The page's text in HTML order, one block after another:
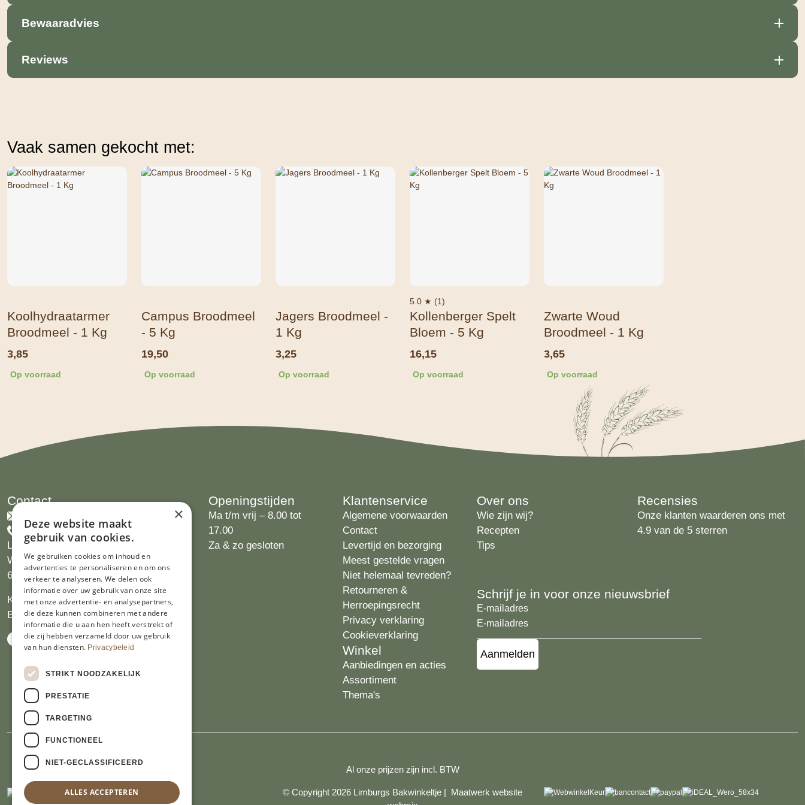
Bewaaradvies
Reviews
Vaak samen gekocht met:
Koolhydraatarmer
Broodmeel - 1 Kg
3,85
Op voorraad
Campus Broodmeel
- 5 Kg
19,50
Op voorraad
Jagers Broodmeel -
1 Kg
3,25
Op voorraad
5.0 ★ (1)
Kollenberger Spelt
Bloem - 5 Kg
16,15
Op voorraad
Zwarte Woud
Broodmeel - 1 Kg
3,65
Op voorraad
Contact
+31455226693
Limburgs Bakwinkeltje
Wijngaardsweg 16
6412 PJ Heerlen
KVK 14069470
BTW NL809913914.B01
Openingstijden
Ma t/m vrij – 8.00 tot
17.00
Za & zo gesloten
Klantenservice
Algemene voorwaarden
Contact
Levertijd en bezorging
Meest gestelde vragen
Niet helemaal tevreden?
Retourneren &
Herroepingsrecht
Privacy verklaring
Cookieverklaring
Winkel
Aanbiedingen en acties
Assortiment
Thema's
Over ons
Wie zijn wij?
Recepten
Tips
Recensies
Onze klanten waarderen ons met
4.9 van de 5 sterren
Schrijf je in voor onze nieuwsbrief
E-mailadres
Al onze prijzen zijn incl. BTW
© Copyright 2026 Limburgs Bakwinkeltje | Maatwerk website
×
Deze website maakt
gebruik van cookies.
We gebruiken cookies om inhoud en
advertenties te personaliseren en om ons
verkeer te analyseren. We delen ook
informatie over uw gebruik van onze site
met onze advertentie- en analysepartners,
die deze kunnen combineren met andere
informatie die u aan hen heeft verstrekt of
die zij hebben verzameld door uw gebruik
van hun diensten. Privacybeleid
STRIKT NOODZAKELIJK
PRESTATIE
TARGETING
FUNCTIONEEL
NIET-GECLASSIFICEERD
ALLES ACCEPTEREN